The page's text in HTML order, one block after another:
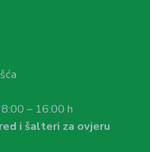
– 16:00 h
i šalteri za ovjeru